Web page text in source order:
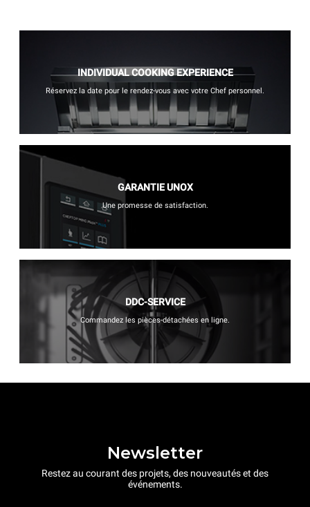
INDIVIDUAL COOKING EXPERIENCE
Réservez la date pour le rendez-vous avec votre Chef personnel.
GARANTIE UNOX
Une promesse de satisfaction.
DDC-SERVICE
Commandez les pièces-détachées en ligne.
Newsletter
Restez au courant des projets, des nouveautés et des
événements.